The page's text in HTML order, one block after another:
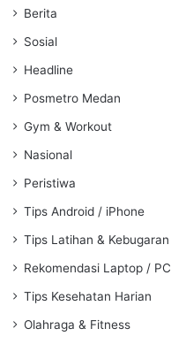
Berita
Sosial
Headline
Posmetro Medan
Gym & Workout
Nasional
Peristiwa
Tips Android / iPhone
Tips Latihan & Kebugaran
Rekomendasi Laptop / PC
Tips Kesehatan Harian
Olahraga & Fitness